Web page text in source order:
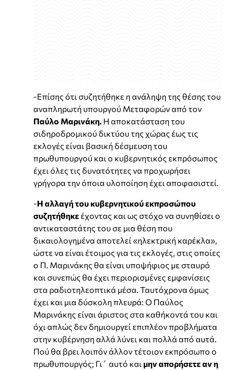
-Επίσης ότι συζητήθηκε η ανάληψη της θέσης του
αναπληρωτή υπουργού Μεταφορών από τον
Παύλο Μαρινάκη. Η αποκατάσταση του
σιδηροδρομικού δικτύου της χώρας έως τις
εκλογές είναι βασική δέσμευση του
πρωθυπουργού και ο κυβερνητικός εκπρόσωπος
έχει όλες τις δυνατότητες να προχωρήσει
γρήγορα την όποια υλοποίηση έχει αποφασιστεί.
-Η αλλαγή του κυβερνητικού εκπροσώπου
συζητήθηκε έχοντας και ως στόχο να συνηθίσει ο
αντικαταστάτης του σε μια θέση που
δικαιολογημένα αποτελεί «ηλεκτρική καρέκλα»,
ώστε να είναι έτοιμος για τις εκλογές, στις οποίες
ο Π. Μαρινάκης θα είναι υποψήφιος με σταυρό
και συνεπώς θα έχει περιορισμένες εμφανίσεις
στα ραδιοτηλεοπτικά μέσα. Ταυτόχρονα όμως
έχει και μια δύσκολη πλευρά: Ο Παύλος
Μαρινάκης είναι άριστος στα καθήκοντά του και
όχι απλώς δεν δημιουργεί επιπλέον προβλήματα
στην κυβέρνηση αλλά λύνει και πολλά από αυτά.
Πού θα βρει λοιπόν άλλον τέτοιον εκπρόσωπο ο
πρωθυπουργός; Γι΄ αυτό και μην απορήσετε αν η